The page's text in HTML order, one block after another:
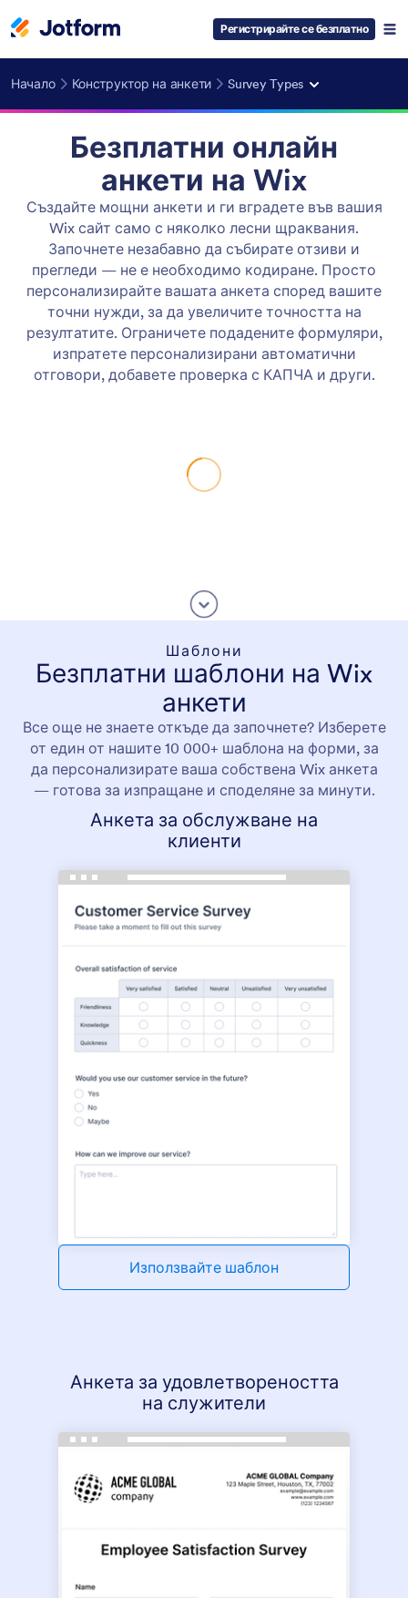
Регистрирайте се безплатно
Начало Конструктор на анкети Survey Types
Безплатни онлайн
анкети на Wix
Създайте мощни анкети и ги вградете във вашия
Wix сайт само с няколко лесни щраквания.
Започнете незабавно да събирате отзиви и
прегледи — не е необходимо кодиране. Просто
персонализирайте вашата анкета според вашите
точни нужди, за да увеличите точността на
резултатите. Ограничете подадените формуляри,
изпратете персонализирани автоматични
отговори, добавете проверка с КАПЧА и други.
Шаблони
Безплатни шаблони на Wix
анкети
Все още не знаете откъде да започнете? Изберете
от един от нашите 10 000+ шаблона на форми, за
да персонализирате ваша собствена Wix анкета
— готова за изпращане и споделяне за минути.
Анкета за обслужване на
клиенти
Използвайте шаблон
Анкета за удовлетвореността
на служители